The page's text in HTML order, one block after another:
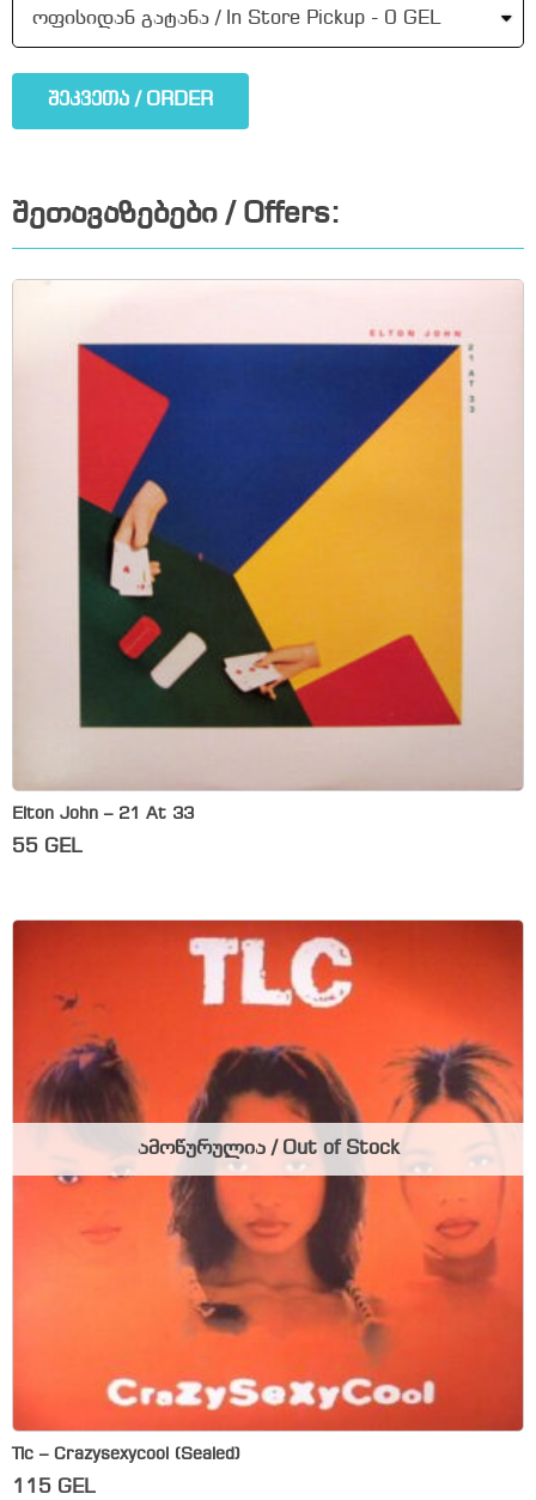
შეკვეთა / ORDER
შეთავაზებები / Offers:
Elton John – 21 At 33
55 GEL
Tlc – Crazysexycool (Sealed)
115 GEL
ამოწურულია / Out of Stock